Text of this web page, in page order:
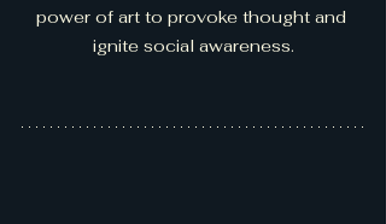
power of art to provoke thought and
ignite social awareness.